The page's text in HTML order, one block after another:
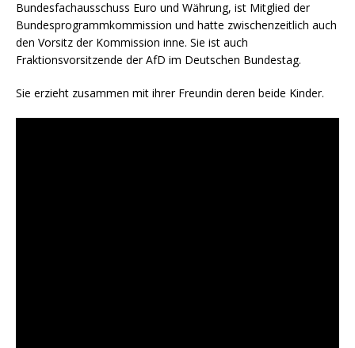
Bundesfachausschuss Euro und Währung, ist Mitglied der
Bundesprogrammkommission und hatte zwischenzeitlich auch
den Vorsitz der Kommission inne. Sie ist auch
Fraktionsvorsitzende der AfD im Deutschen Bundestag.
Sie erzieht zusammen mit ihrer Freundin deren beide Kinder.